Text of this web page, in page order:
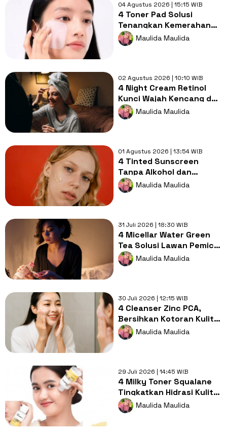
04 Agustus 2026 | 15:15 WIB
4 Toner Pad Solusi
Tenangkan Kemerahan
Akibat Sinar UV pada Kulit
Sensitif
Maulida Maulida
02 Agustus 2026 | 10:10 WIB
4 Night Cream Retinol
Kunci Wajah Kencang dan
Tetap Awet Muda di Usia
35-an
Maulida Maulida
01 Agustus 2026 | 13:54 WIB
4 Tinted Sunscreen
Tanpa Alkohol dan
Pewangi Atasi PIH pada
Kulit Sensitif
Maulida Maulida
31 Juli 2026 | 18:30 WIB
4 Micellar Water Green
Tea Solusi Lawan Pemicu
Jerawat pada Kulit
Berminyak
Maulida Maulida
30 Juli 2026 | 12:15 WIB
4 Cleanser Zinc PCA,
Bersihkan Kotoran Kulit
Berminyak Tanpa Bikin
Ketarik
Maulida Maulida
29 Juli 2026 | 14:45 WIB
4 Milky Toner Squalane
Tingkatkan Hidrasi Kulit
untuk Perkuat Skin
Barrier
Maulida Maulida